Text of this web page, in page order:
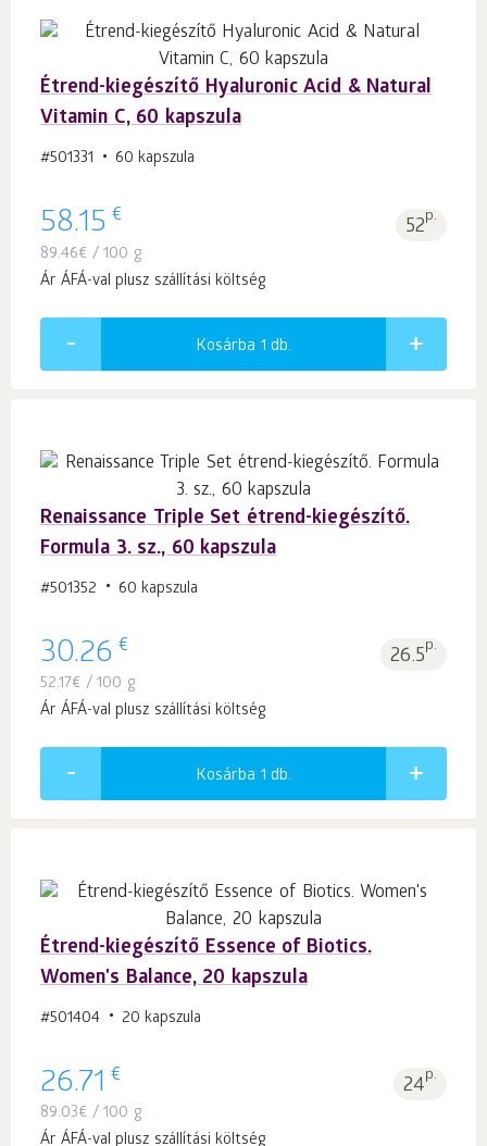
Étrend-kiegészítő Hyaluronic Acid & Natural
Vitamin C, 60 kapszula
#501331 60 kapszula
58.15 € 52p.
89.46€ / 100 g
Ár ÁFÁ-val plusz szállítási költség
Kosárba 1 db.
Renaissance Triple Set étrend-kiegészítő.
Formula 3. sz., 60 kapszula
#501352 60 kapszula
30.26 € 26.5p.
52.17€ / 100 g
Ár ÁFÁ-val plusz szállítási költség
Kosárba 1 db.
Étrend-kiegészítő Essence of Biotics.
Women's Balance, 20 kapszula
#501404 20 kapszula
26.71 € 24p.
89.03€ / 100 g
Ár ÁFÁ-val plusz szállítási költség